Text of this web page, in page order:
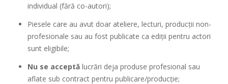
individual (fără co-autori);
Piesele care au avut doar ateliere, lecturi, producții non-
profesionale sau au fost publicate ca ediții pentru actori
sunt eligibile;
Nu se acceptă lucrări deja produse profesional sau
aflate sub contract pentru publicare/producție;